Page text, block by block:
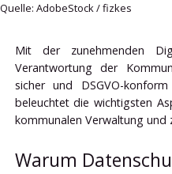
Quelle: AdobeStock / fizkes
Mit der zunehmenden
Verantwortung der
sicher und DSGVO-
beleuchtet die wichtigsten
kommunalen Verwaltung und
Warum